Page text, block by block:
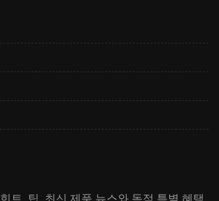
트, 팁, 최신 제품 뉴스와 독점 특별 혜택